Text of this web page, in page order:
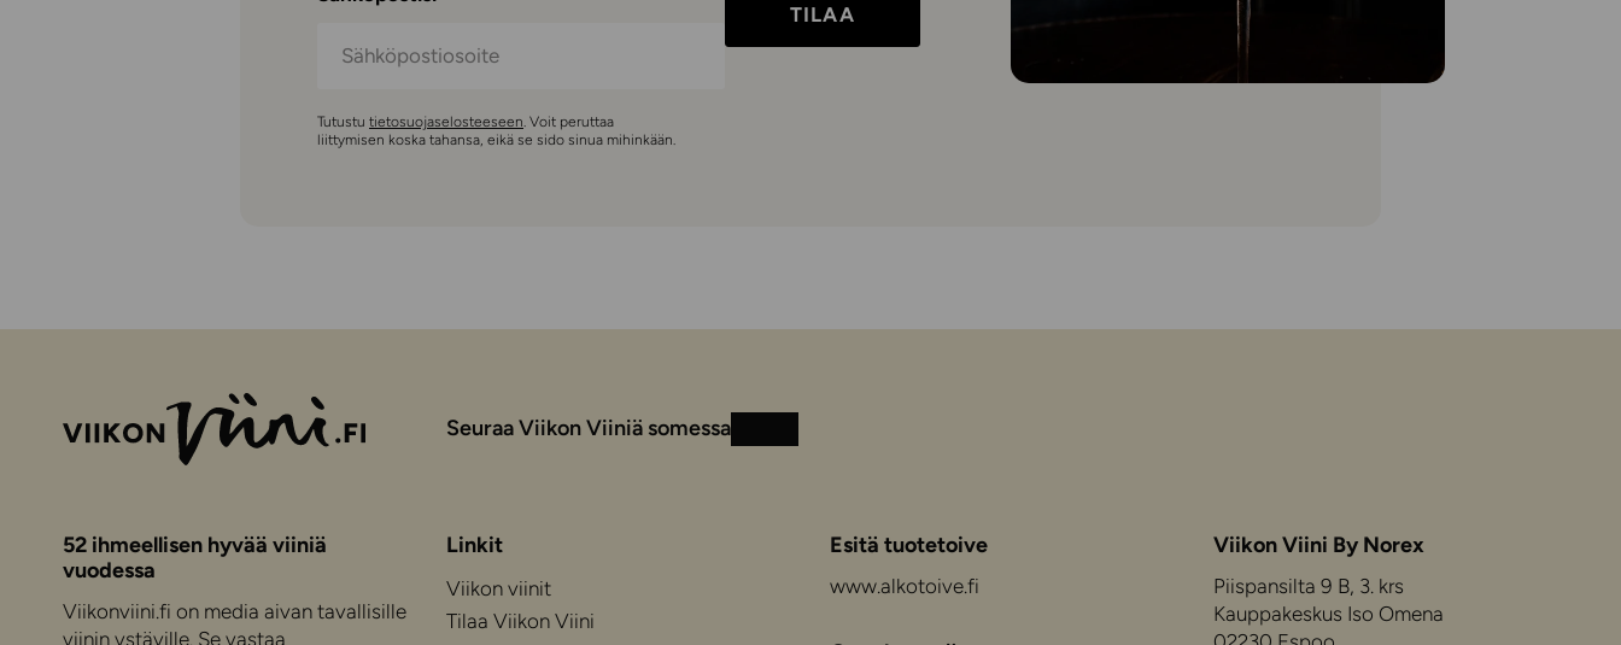
TILAA
Tutustu tietosuojaselosteeseen. Voit peruttaa
liittymisen koska tahansa, eikä se sido sinua mihinkään.
Seuraa Viikon Viiniä somessa InstagramFacebook
52 ihmeellisen hyvää viiniä
vuodessa
Viikonviini.fi on media aivan tavallisille
viinin ystäville. Se vastaa
Linkit
Viikon viinit
Tilaa Viikon Viini
Esitä tuotetoive
www.alkotoive.fi
Viikon Viini By Norex
Piispansilta 9 B, 3. krs
Kauppakeskus Iso Omena